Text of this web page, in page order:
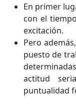
En primer
con el
excitación.
Pero
puesto de
actitud
puntualidad